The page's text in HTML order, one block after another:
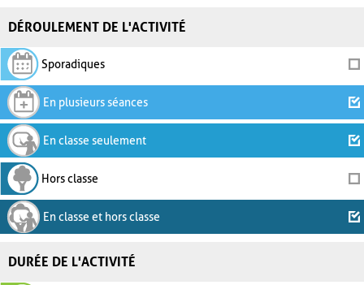
DÉROULEMENT DE L'ACTIVITÉ
Sporadiques
En plusieurs séances
En classe seulement
Hors classe
En classe et hors classe
DURÉE DE L'ACTIVITÉ